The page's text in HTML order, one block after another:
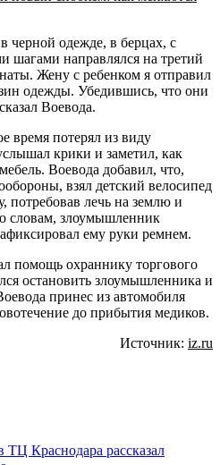
черной одежде, в берцах, с
направлялся на третий
Жену с ребенком я отправил
одежды. Убедившись, что они
Воевода.
время потерял из виду
крики и заметил, как
Воевода добавил, что,
взял детский велосипед
потребовав лечь на землю и
словам, злоумышленник
ему руки ремнем.
помощь охраннику торгового
остановить злоумышленника и
принес из автомобиля
до прибытия медиков.
Источник: iz.ru
Краснодара рассказал